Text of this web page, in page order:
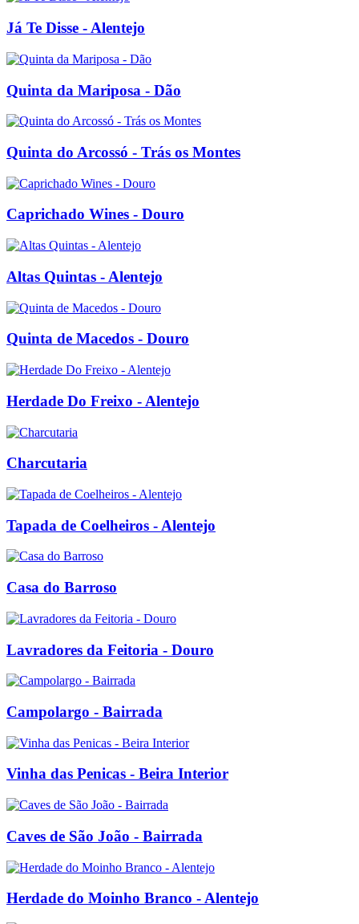
Já Te Disse - Alentejo
Quinta da Mariposa - Dão
Quinta do Arcossó - Trás os Montes
Caprichado Wines - Douro
Altas Quintas - Alentejo
Quinta de Macedos - Douro
Herdade Do Freixo - Alentejo
Charcutaria
Tapada de Coelheiros - Alentejo
Casa do Barroso
Lavradores da Feitoria - Douro
Campolargo - Bairrada
Vinha das Penicas - Beira Interior
Caves de São João - Bairrada
Herdade do Moinho Branco - Alentejo